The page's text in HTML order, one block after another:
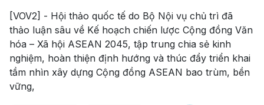
[VOV2] - Hội thảo quốc tế do Bộ Nội vụ chủ trì đã
thảo luận sâu về Kế hoạch chiến lược Cộng đồng Văn
hóa – Xã hội ASEAN 2045, tập trung chia sẻ kinh
nghiệm, hoàn thiện định hướng và thúc đẩy triển khai
tầm nhìn xây dựng Cộng đồng ASEAN bao trùm, bền
vững,